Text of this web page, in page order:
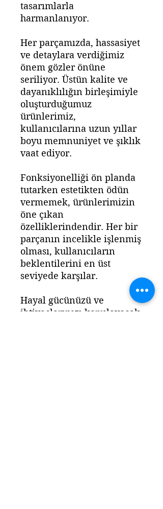
tasarımlarla
harmanlanıyor.
Her parçamızda, hassasiyet
ve detaylara verdiğimiz
önem gözler önüne
seriliyor. Üstün kalite ve
dayanıklılığın birleşimiyle
oluşturduğumuz
ürünlerimiz,
kullanıcılarına uzun yıllar
boyu memnuniyet ve şıklık
vaat ediyor.
Fonksiyonelliği ön planda
tutarken estetikten ödün
vermemek, ürünlerimizin
öne çıkan
özelliklerindendir. Her bir
parçanın incelikle işlenmiş
olması, kullanıcıların
beklentilerini en üst
seviyede karşılar.
Hayal gücünüzü ve
ihtiyaçlarınızı karşılayacak